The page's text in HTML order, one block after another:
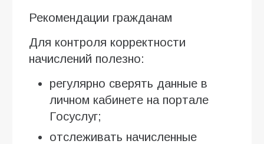
Рекомендации гражданам
Для контроля корректности
начислений полезно:
регулярно сверять данные в
личном кабинете на портале
Госуслуг;
отслеживать начисленные